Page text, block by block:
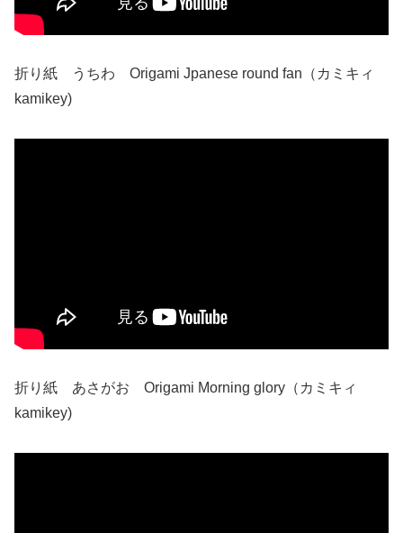
折り紙 うちわ Origami Jpanese round fan（カミキィ
kamikey)
折り紙 あさがお Origami Morning glory（カミキィ
kamikey)